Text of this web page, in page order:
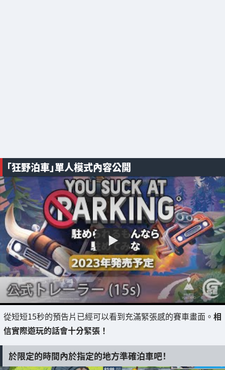
「狂野泊車」單人模式內容公開
從短短15秒的預告片已經可以看到充滿緊張感的賽車畫面。 相
信實際遊玩的話會十分緊張！
於限定的時間內於指定的地方準確泊車吧！